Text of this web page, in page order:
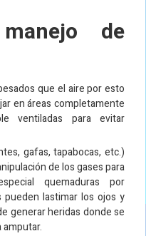
de
que el aire por esto
en áreas completamente
ventiladas para evitar
gafas, tapabocas, etc.)
de los gases para
quemaduras por
pueden lastimar los ojos y
generar heridas donde se